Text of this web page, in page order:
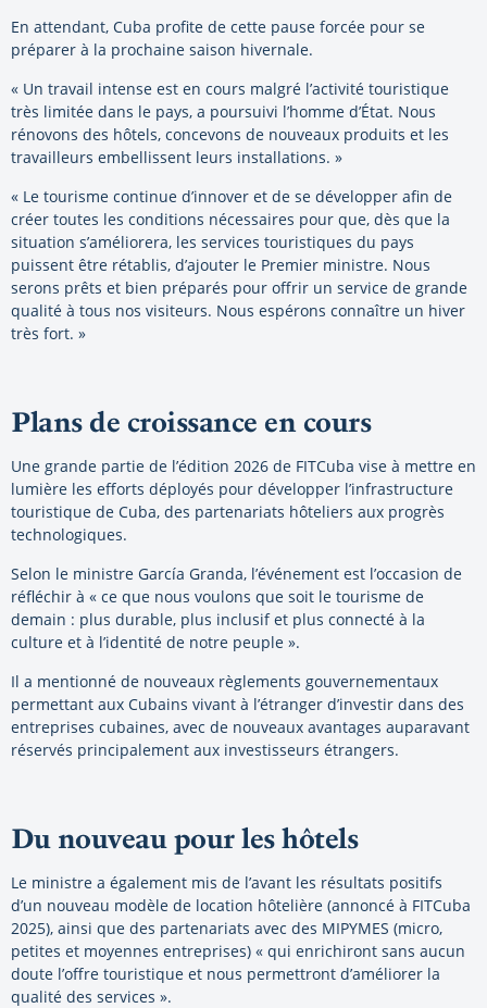
En attendant, Cuba profite de cette pause forcée pour se
préparer à la prochaine saison hivernale.
« Un travail intense est en cours malgré l’activité touristique
très limitée dans le pays, a poursuivi l’homme d’État. Nous
rénovons des hôtels, concevons de nouveaux produits et les
travailleurs embellissent leurs installations. »
« Le tourisme continue d’innover et de se développer afin de
créer toutes les conditions nécessaires pour que, dès que la
situation s’améliorera, les services touristiques du pays
puissent être rétablis, d’ajouter le Premier ministre. Nous
serons prêts et bien préparés pour offrir un service de grande
qualité à tous nos visiteurs. Nous espérons connaître un hiver
très fort. »
Plans de croissance en cours
Une grande partie de l’édition 2026 de FITCuba vise à mettre en
lumière les efforts déployés pour développer l’infrastructure
touristique de Cuba, des partenariats hôteliers aux progrès
technologiques.
Selon le ministre García Granda, l’événement est l’occasion de
réfléchir à « ce que nous voulons que soit le tourisme de
demain : plus durable, plus inclusif et plus connecté à la
culture et à l’identité de notre peuple ».
Il a mentionné de nouveaux règlements gouvernementaux
permettant aux Cubains vivant à l’étranger d’investir dans des
entreprises cubaines, avec de nouveaux avantages auparavant
réservés principalement aux investisseurs étrangers.
Du nouveau pour les hôtels
Le ministre a également mis de l’avant les résultats positifs
d’un nouveau modèle de location hôtelière (annoncé à FITCuba
2025), ainsi que des partenariats avec des MIPYMES (micro,
petites et moyennes entreprises) « qui enrichiront sans aucun
doute l’offre touristique et nous permettront d’améliorer la
qualité des services ».